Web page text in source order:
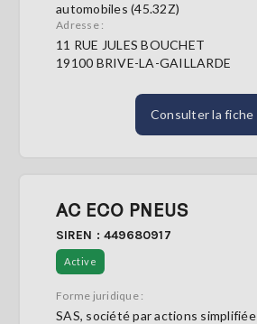
automobiles (45.32Z)
Adresse :
11 RUE JULES BOUCHET
19100 BRIVE-LA-GAILLARDE
Consulter la fiche
AC ECO PNEUS
SIREN : 449680917
Active
Forme juridique :
SAS, société par actions simplifiée